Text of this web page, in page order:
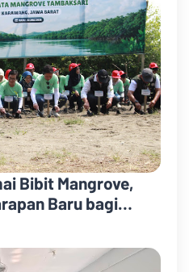
Bibit Mangrove,
Baru bagi